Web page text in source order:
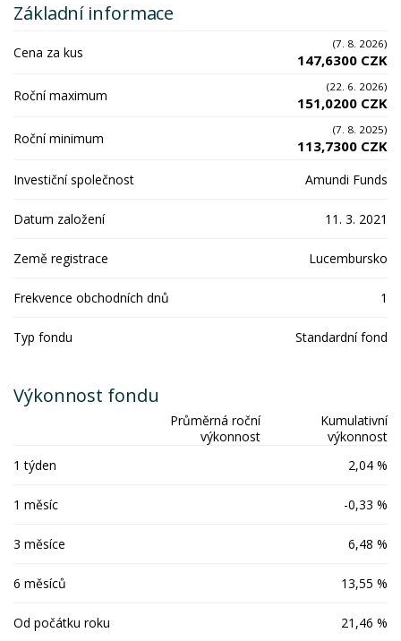
Základní informace
Cena za kus (7. 8. 2026)
147,6300 CZK
Roční maximum (22. 6. 2026)
151,0200 CZK
Roční minimum (7. 8. 2025)
113,7300 CZK
Investiční společnost Amundi Funds
Datum založení 11. 3. 2021
Země registrace Lucembursko
Frekvence obchodních dnů 1
Typ fondu Standardní fond
Výkonnost fondu
Průměrná roční
výkonnost
Kumulativní
výkonnost
1 týden
2,04 %
1 měsíc -0,33 %
3 měsíce 6,48 %
6 měsíců 13,55 %
Od počátku roku 21,46 %